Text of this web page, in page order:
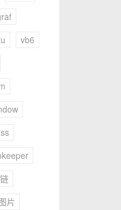
vb6
片